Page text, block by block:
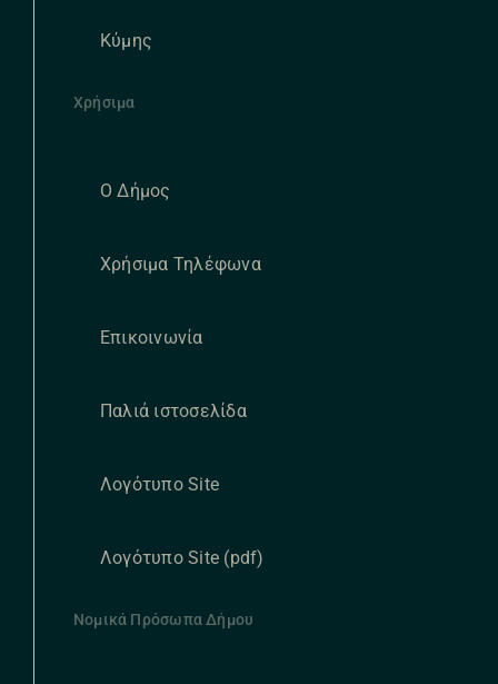
Κύμης
Χρήσιμα
Ο Δήμος
Χρήσιμα Τηλέφωνα
Επικοινωνία
Παλιά ιστοσελίδα
Λογότυπο Site
Λογότυπο Site (pdf)
Νομικά Πρόσωπα Δήμου